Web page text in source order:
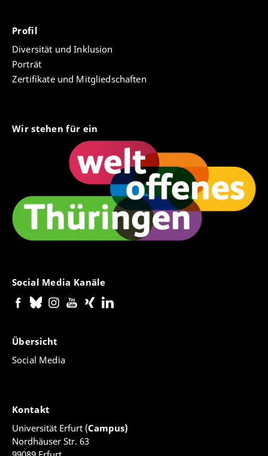
Profil
Diversität und Inklusion
Porträt
Zertifikate und Mitgliedschaften
Wir stehen für ein
Social Media Kanäle
Übersicht
Social Media
Kontakt
Universität Erfurt (Campus)
Nordhäuser Str. 63